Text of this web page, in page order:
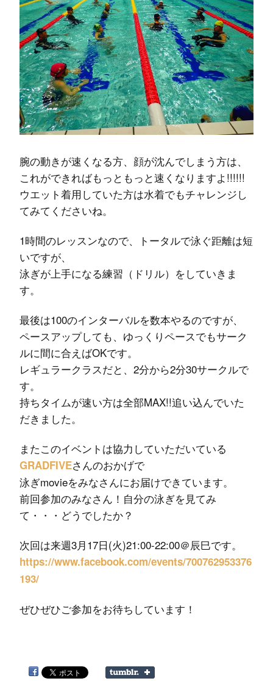
腕の動きが速くなる方、顔が沈んでしまう方は、
これができればもっともっと速くなりますよ!!!!!!
ウエット着用していた方は水着でもチャレンジし
てみてくださいね。
1時間のレッスンなので、トータルで泳ぐ距離は短
いですが、
泳ぎが上手になる練習（ドリル）をしていきま
す。
最後は100のインターバルを数本やるのですが、
ペースアップしても、ゆっくりペースでもサーク
ルに間に合えばOKです。
レギュラークラスだと、2分から2分30サークルで
す。
持ちタイムが速い方は全部MAX!!追い込んでいた
だきました。
またこのイベントは協力していただいている
GRADFIVEさんのおかげで
泳ぎmovieをみなさんにお届けできています。
前回参加のみなさん！自分の泳ぎを見てみ
て・・・どうでしたか？
次回は来週3月17日(火)21:00-22:00＠辰巳です。
https://www.facebook.com/events/700762953376
193/
ぜひぜひご参加をお待ちしています！